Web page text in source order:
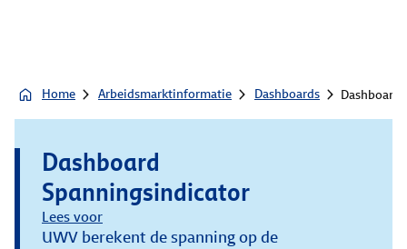
Home Arbeidsmarktinformatie Dashboards Dashboard
Dashboard
Spanningsindicator
Lees voor
UWV berekent de spanning op de